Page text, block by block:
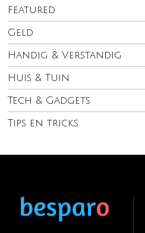
Featured
Geld
Handig & Verstandig
Huis & Tuin
Tech & Gadgets
Tips en tricks